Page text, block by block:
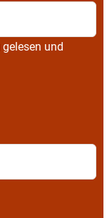
gelesen und